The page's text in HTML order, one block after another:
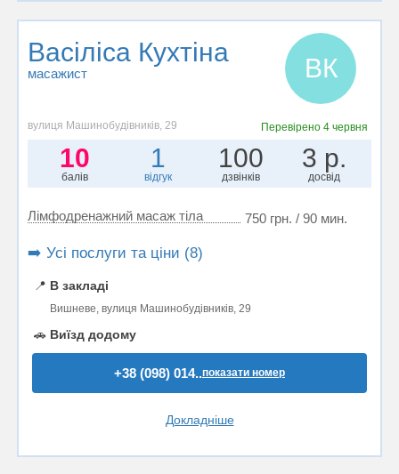
Васіліса Кухтіна
масажист ВК
вулиця Машинобудівників, 29 Перевірено 4 червня
10
балів
1
відгук
100
дзвінків
3 р.
досвід
Лімфодренажний масаж тіла 750 грн. / 90 мин.
➡️ Усі послуги та ціни (8)
📍 В закладі
Вишневе, вулиця Машинобудівників, 29
🚗 Виїзд додому
+38 (098) 014..показати номер
Докладніше